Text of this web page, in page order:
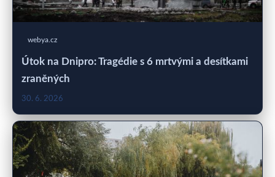
webya.cz
Útok na Dnipro: Tragédie s 6 mrtvými a desítkami
zraněných
30. 6. 2026